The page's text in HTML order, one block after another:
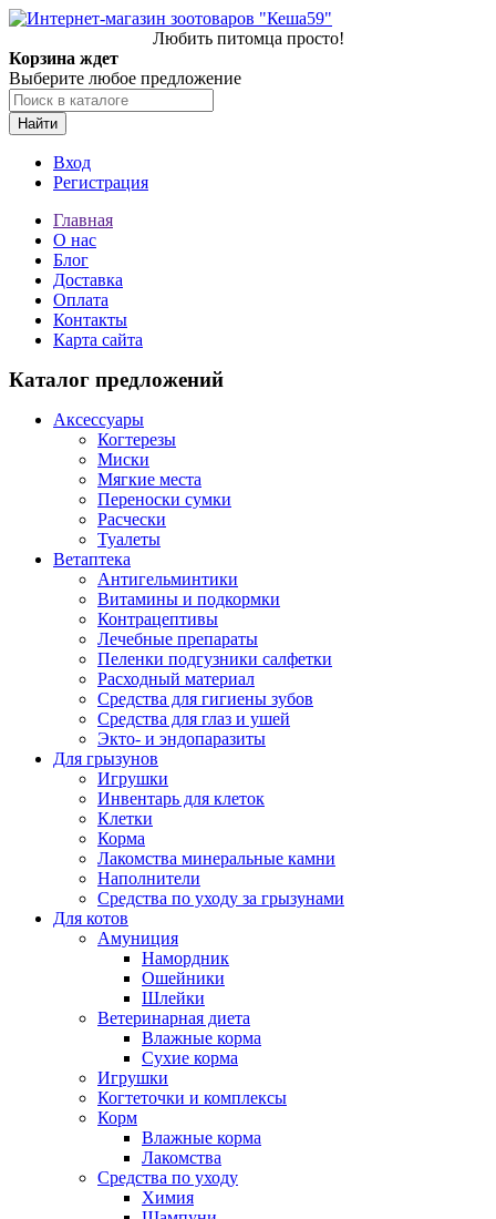
Любить питомца просто!
Корзина ждет
Выберите любое предложение
Найти
Вход
Регистрация
Главная
О нас
Блог
Доставка
Оплата
Контакты
Карта сайта
Каталог предложений
Аксессуары
Когтерезы
Миски
Мягкие места
Переноски сумки
Расчески
Туалеты
Ветаптека
Антигельминтики
Витамины и подкормки
Контрацептивы
Лечебные препараты
Пеленки подгузники салфетки
Расходный материал
Средства для гигиены зубов
Средства для глаз и ушей
Экто- и эндопаразиты
Для грызунов
Игрушки
Инвентарь для клеток
Клетки
Корма
Лакомства минеральные камни
Наполнители
Средства по уходу за грызунами
Для котов
Амуниция
Намордник
Ошейники
Шлейки
Ветеринарная диета
Влажные корма
Сухие корма
Игрушки
Когтеточки и комплексы
Корм
Влажные корма
Лакомства
Средства по уходу
Химия